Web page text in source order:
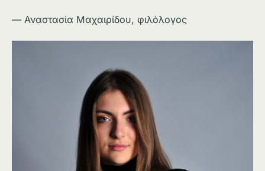
— Αναστασία Μαχαιρίδου, φιλόλογος